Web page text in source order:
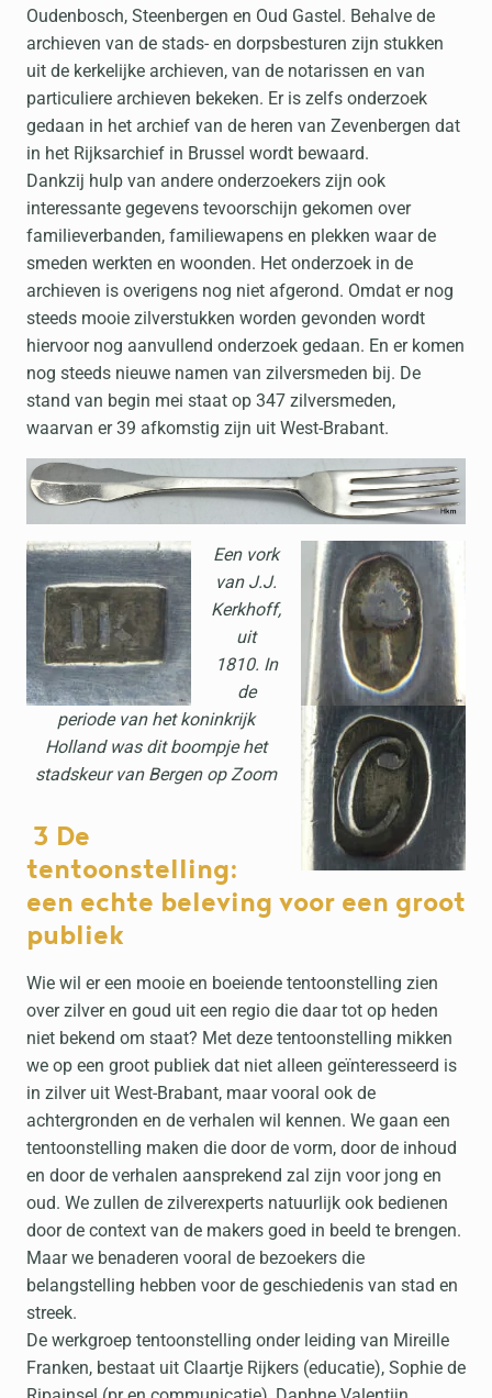
Oudenbosch, Steenbergen en Oud Gastel. Behalve de
archieven van de stads- en dorpsbesturen zijn stukken
uit de kerkelijke archieven, van de notarissen en van
particuliere archieven bekeken. Er is zelfs onderzoek
gedaan in het archief van de heren van Zevenbergen dat
in het Rijksarchief in Brussel wordt bewaard.
Dankzij hulp van andere onderzoekers zijn ook
interessante gegevens tevoorschijn gekomen over
familieverbanden, familiewapens en plekken waar de
smeden werkten en woonden. Het onderzoek in de
archieven is overigens nog niet afgerond. Omdat er nog
steeds mooie zilverstukken worden gevonden wordt
hiervoor nog aanvullend onderzoek gedaan. En er komen
nog steeds nieuwe namen van zilversmeden bij. De
stand van begin mei staat op 347 zilversmeden,
waarvan er 39 afkomstig zijn uit West-Brabant.
Een vork
van J.J.
Kerkhoff,
uit
1810. In
de
periode van het koninkrijk
Holland was dit boompje het
stadskeur van Bergen op Zoom
3 De
tentoonstelling:
een echte beleving voor een groot
publiek
Wie wil er een mooie en boeiende tentoonstelling zien
over zilver en goud uit een regio die daar tot op heden
niet bekend om staat? Met deze tentoonstelling mikken
we op een groot publiek dat niet alleen geïnteresseerd is
in zilver uit West-Brabant, maar vooral ook de
achtergronden en de verhalen wil kennen. We gaan een
tentoonstelling maken die door de vorm, door de inhoud
en door de verhalen aansprekend zal zijn voor jong en
oud. We zullen de zilverexperts natuurlijk ook bedienen
door de context van de makers goed in beeld te brengen.
Maar we benaderen vooral de bezoekers die
belangstelling hebben voor de geschiedenis van stad en
streek.
De werkgroep tentoonstelling onder leiding van Mireille
Franken, bestaat uit Claartje Rijkers (educatie), Sophie de